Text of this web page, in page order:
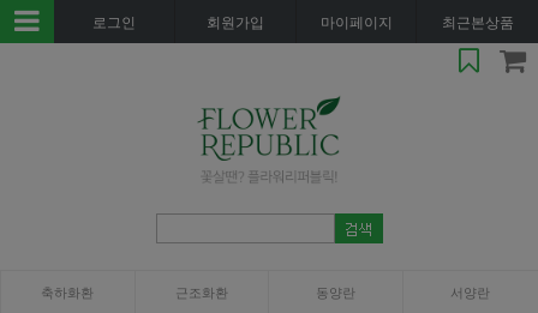
로그인 회원가입 마이페이지 최근본상품
축하화환 근조화환 동양란 서양란